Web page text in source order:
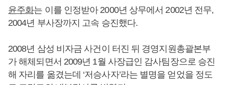
윤주화는 이를 인정받아 2000년 상무에서 2002년 전무,
2004년 부사장까지 고속 승진했다.
2008년 삼성 비자금 사건이 터진 뒤 경영지원총괄본부
가 해체되면서 2009년 1월 사장급인 감사팀장으로 승진
해 자리를 옮겼는데 ‘저승사자’라는 별명을 얻었을 정도